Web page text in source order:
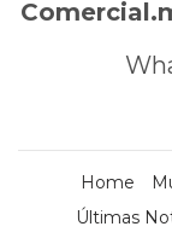
Home
Últimas